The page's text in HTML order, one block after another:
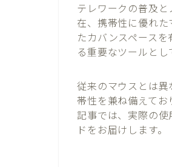
テレワークの普及
在、携帯性に優れ
たカバンスペース
る重要なツールとし
従来のマウスとは
帯性を兼ね備えて
記事では、実際の
ドをお届けします。